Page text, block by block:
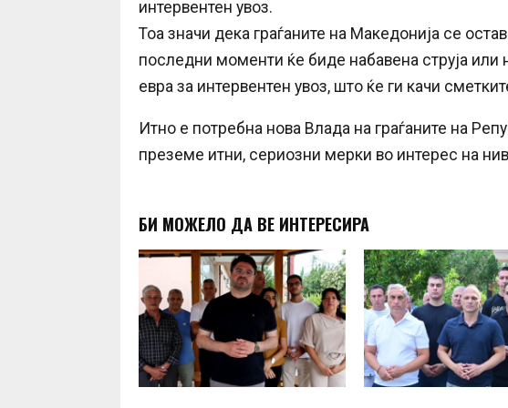
интервентен увоз.
Тоа значи дека граѓаните на Македонија се
последни моменти ќе биде набавена струја или
евра за интервентен увоз, што ќе ги качи
Итно е потребна нова Влада на граѓаните на
преземе итни, сериозни мерки во интерес на
БИ МОЖЕЛО ДА ВЕ ИНТЕРЕСИРА